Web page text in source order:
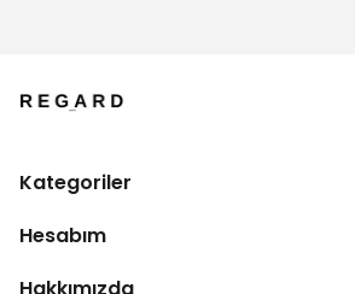
Kategoriler
Hesabım